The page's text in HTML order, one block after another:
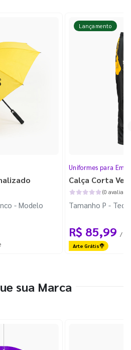
- Modelo
Lançamento
Uniformes para
Calça Corta
(0
Tamanho P -
R$ 85,99 / 1
Arte Grátis
sua Marca